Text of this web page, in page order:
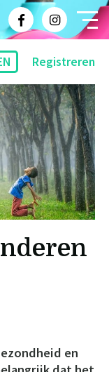
Registreren
en